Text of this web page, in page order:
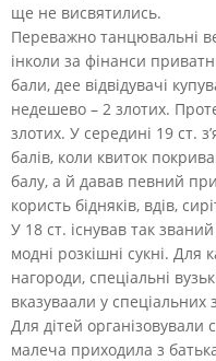
ще не висвятились.
Переважно танцювальні
інколи за фінанси
бали, дее відвідувачі
недешево – 2 злотих.
злотих. У середині 19 ст.
балів, коли квиток
балу, а й давав певний
користь бідняків, вдів,
У 18 ст. існував так
модні розкішні сукні. Для
нагороди, спеціальні
вказуваали у
Для дітей організовували
малеча приходила з